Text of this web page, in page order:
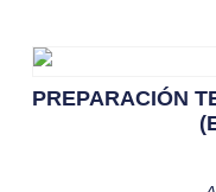
PREPARACIÓN